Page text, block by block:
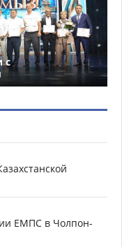
с
ЕМПС в Чолпон-